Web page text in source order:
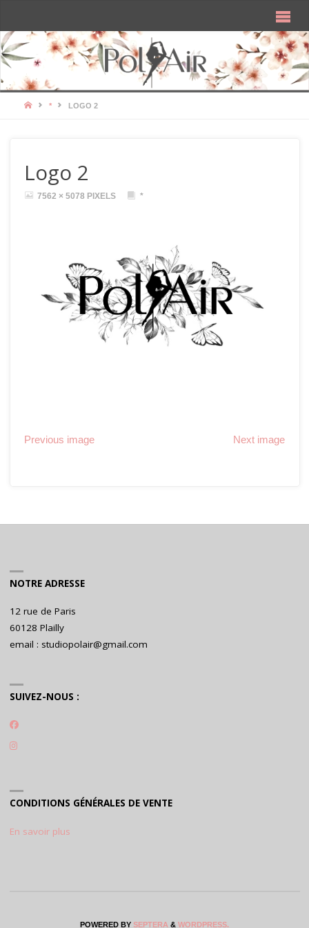
HOME
* LOGO 2
Logo 2
FULL7562 × 5078 PIXELS *
Previous image Next image
NOTRE ADRESSE
12 rue de Paris
60128 Plailly
email : studiopolair@gmail.com
SUIVEZ-NOUS :
CONDITIONS GÉNÉRALES DE VENTE
En savoir plus
POWERED BY SEPTERA & WORDPRESS.